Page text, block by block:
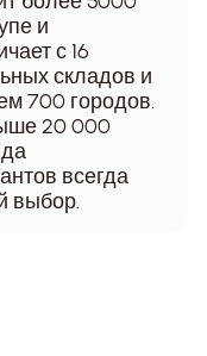
и
с 16
складов и
700 городов.
20 000
всегда
выбор.